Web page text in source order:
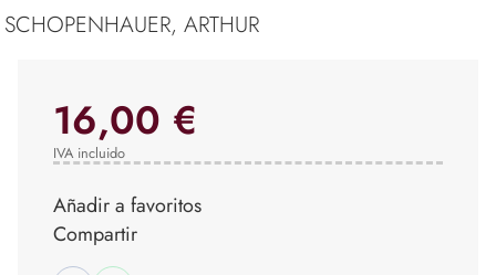
SCHOPENHAUER, ARTHUR
16,00 €
IVA incluido
Añadir a favoritos
Compartir